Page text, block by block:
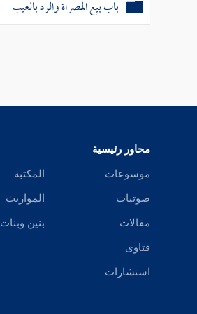
باب بيع المصراة والرد بالعيب
محاور رئيسية
موسوعات
صوتيات
مقالات
فتاوى
استشارات
المكتبة
المواريث
بنين وبنات